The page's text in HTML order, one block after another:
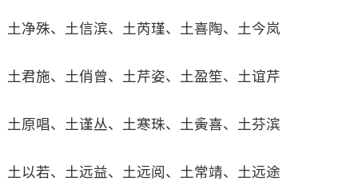
土净殊、土信滨、土芮瑾、土喜陶、土今岚
土君施、土俏曾、土芹姿、土盈笙、土谊芹
土原唱、土谨丛、土寒珠、土夤喜、土芬滨
土以若、土远益、土远阅、土常靖、土远途